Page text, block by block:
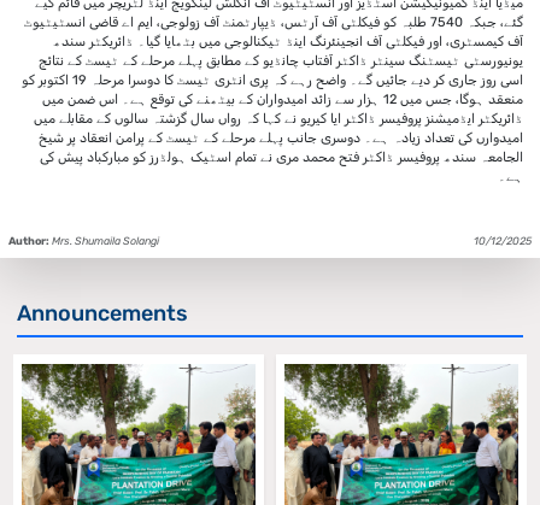
گئے، جبکہ 7540 طلبہ کو فیکلٹی آف آرٹس، ڈیپارٹمنٹ آف زولوجی، ایم اے قاضی انسٹیٹیوٹ
آف کیمسٹری، اور فیکلٹی آف انجینئرنگ اینڈ ٹیکنالوجی میں بٹھایا گیا۔ ڈائریکٹر سندھ
یونیورسٹی ٹیسٹنگ سینٹر ڈاکٹر آفتاب چانڈیو کے مطابق پہلے مرحلے کے ٹیسٹ کے نتائج
اسی روز جاری کر دیے جائیں گے۔ واضح رہے کہ پری انٹری ٹیسٹ کا دوسرا مرحلہ 19 اکتوبر کو
منعقد ہوگا، جس میں 12 ہزار سے زائد امیدواران کے بیٹھنے کی توقع ہے۔ اس ضمن میں
ڈائریکٹر ایڈمیشنز پروفیسر ڈاکٹر ایا کیریو نے کہا کہ رواں سال گزشتہ سالوں کے مقابلے میں
امیدوارں کی تعداد زیادہ ہے۔ دوسری جانب پہلے مرحلے کے ٹیسٹ کے پرامن انعقاد پر شیخ
الجامعہ سندھ پروفیسر ڈاکٹر فتح محمد مری نے تمام اسٹیک ہولڈرز کو مبارکباد پیش کی
ہے۔
Author: Mrs. Shumaila Solangi 10/12/2025
Announcements